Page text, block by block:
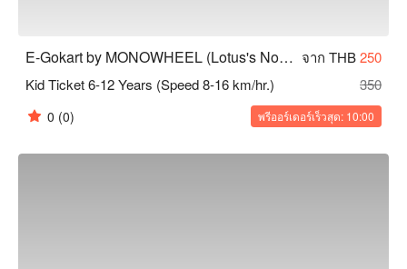
E-Gokart by MONOWHEEL (Lotus's North Ratchapruek) จาก THB250
Kid Ticket 6-12 Years (Speed 8-16 km/hr.)
350
0 (0) พรีออร์เดอร์เร็วสุด: 10:00